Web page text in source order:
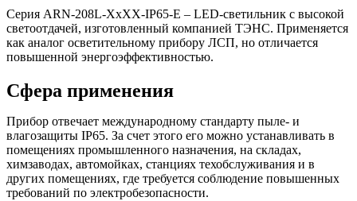
Серия ARN-208L-ХxХХ-IP65-E – LED-светильник с высокой
светоотдачей, изготовленный компанией ТЭНС. Применяется
как аналог осветительному прибору ЛСП, но отличается
повышенной энергоэффективностью.
Сфера применения
Прибор отвечает международному стандарту пыле- и
влагозащиты IP65. За счет этого его можно устанавливать в
помещениях промышленного назначения, на складах,
химзаводах, автомойках, станциях техобслуживания и в
других помещениях, где требуется соблюдение повышенных
требований по электробезопасности.